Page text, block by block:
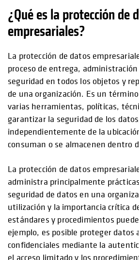
¿Qué es la protección de
empresariales?
La protección de datos
proceso de entrega,
seguridad en todos los objetos y
de una organización. Es un
varias herramientas, políticas,
garantizar la seguridad de los
independientemente de la
consuman o se almacenen dentro
La protección de datos
administra principalmente
seguridad de datos en una
utilización y la importancia crítica
estándares y procedimientos
ejemplo, es posible proteger datos
confidenciales mediante la
el acceso limitado y los